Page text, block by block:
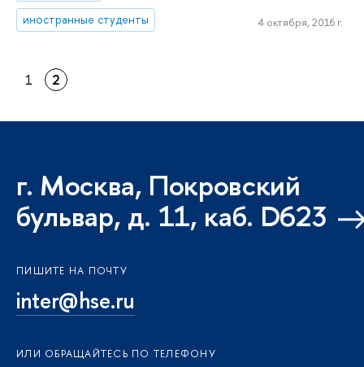
иностранные студенты
4 октября, 2016 г.
1 2
г. Москва, Покровский
бульвар, д. 11, каб. D623
ПИШИТЕ НА ПОЧТУ
inter@hse.ru
ИЛИ ОБРАЩАЙТЕСЬ ПО ТЕЛЕФОНУ